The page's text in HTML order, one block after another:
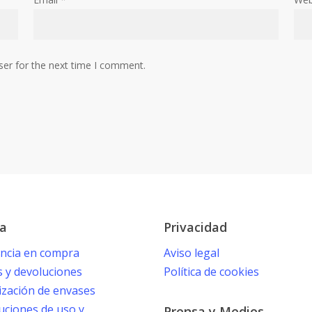
for the next time I comment.
en compra
y devoluciones
de envases
Privacidad
Aviso legal
Política de cookies